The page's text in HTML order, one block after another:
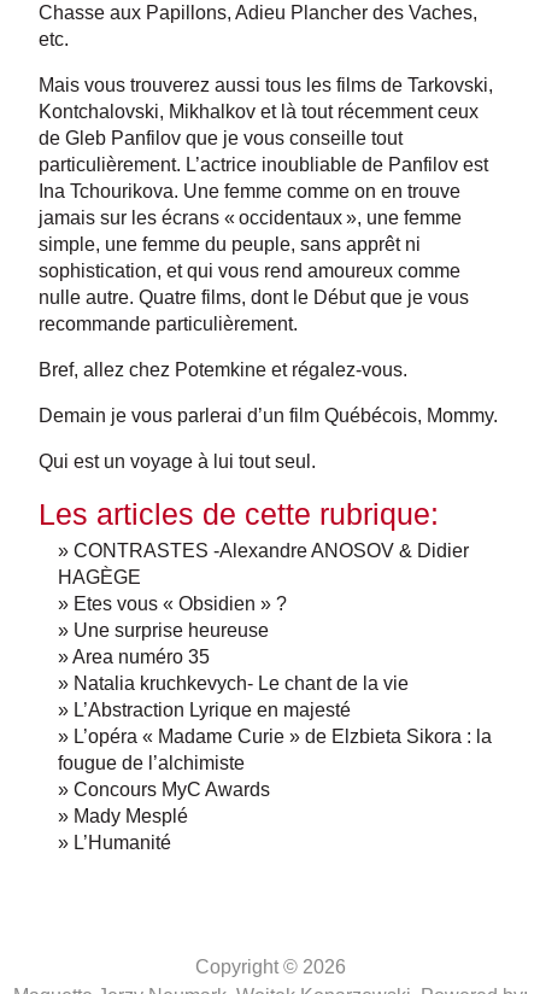
Chasse aux Papillons, Adieu Plancher des Vaches,
etc.
Mais vous trouverez aussi tous les films de Tarkovski,
Kontchalovski, Mikhalkov et là tout récemment ceux
de Gleb Panfilov que je vous conseille tout
particulièrement. L’actrice inoubliable de Panfilov est
Ina Tchourikova. Une femme comme on en trouve
jamais sur les écrans « occidentaux », une femme
simple, une femme du peuple, sans apprêt ni
sophistication, et qui vous rend amoureux comme
nulle autre. Quatre films, dont le Début que je vous
recommande particulièrement.
Bref, allez chez Potemkine et régalez-vous.
Demain je vous parlerai d’un film Québécois, Mommy.
Qui est un voyage à lui tout seul.
Les articles de cette rubrique:
» CONTRASTES -Alexandre ANOSOV & Didier
HAGÈGE
» Etes vous « Obsidien » ?
» Une surprise heureuse
» Area numéro 35
» Natalia kruchkevych- Le chant de la vie
» L’Abstraction Lyrique en majesté
» L’opéra « Madame Curie » de Elzbieta Sikora : la
fougue de l’alchimiste
» Concours MyC Awards
» Mady Mesplé
» L’Humanité
Copyright © 2026